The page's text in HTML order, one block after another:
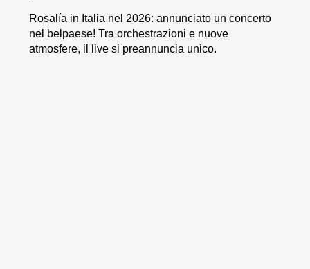
Rosalía in Italia nel 2026: annunciato un concerto
nel belpaese! Tra orchestrazioni e nuove
atmosfere, il live si preannuncia unico.